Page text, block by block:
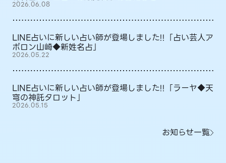
2026.06.08
LINE占いに新しい占い師が登場しました!!「占い芸人ア
ポロン山崎◆新姓名占」
2026.05.22
LINE占いに新しい占い師が登場しました!!「ラーヤ◆天
穹の神託タロット」
2026.05.15
お知らせ一覧